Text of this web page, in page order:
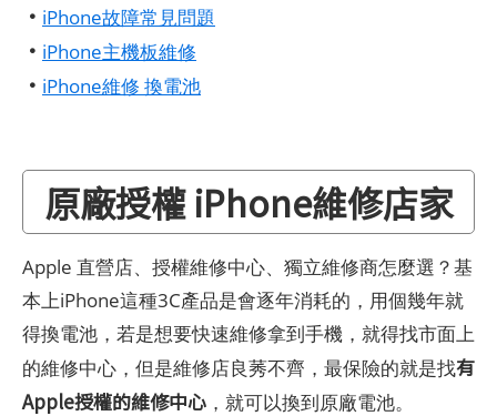
• iPhone故障常見問題
• iPhone主機板維修
• iPhone維修 換電池
原廠授權 iPhone維修店家
Apple 直營店、授權維修中心、獨立維修商怎麼選？基
本上iPhone這種3C產品是會逐年消耗的，用個幾年就
得換電池，若是想要快速維修拿到手機，就得找市面上
的維修中心，但是維修店良莠不齊，最保險的就是找有
Apple授權的維修中心 ，就可以換到原廠電池。